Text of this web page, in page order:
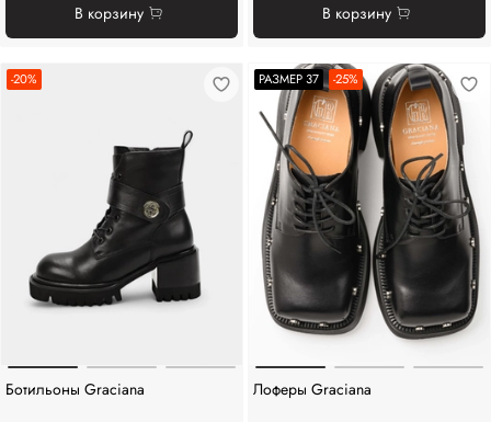
В корзину В корзину
-20%
Ботильоны Graciana
РАЗМЕР 37 -25%
Лоферы Graciana